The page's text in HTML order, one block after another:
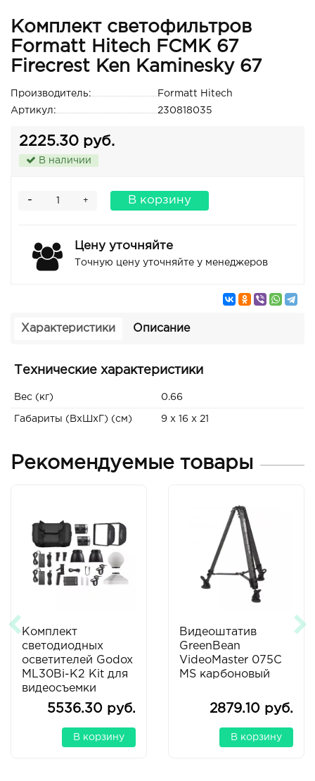
Комплект светофильтров
Formatt Hitech FCMK 67
Firecrest Ken Kaminesky 67
Производитель:
Formatt Hitech
Артикул:
230818035
2225.30 руб.
В наличии
+
- В корзину
Цену уточняйте
Точную цену уточняйте у менеджеров
Характеристики Описание
Технические характеристики
Вес (кг) 0.66
Габариты (ВxШxГ) (см) 9 x 16 x 21
Рекомендуемые товары
Комплект
светодиодных
осветителей Godox
ML30Bi-K2 Kit для
видеосъемки
5536.30 руб.
В корзину
Видеоштатив
GreenBean
VideoMaster 075C
MS карбоновый
2879.10 руб.
В корзину